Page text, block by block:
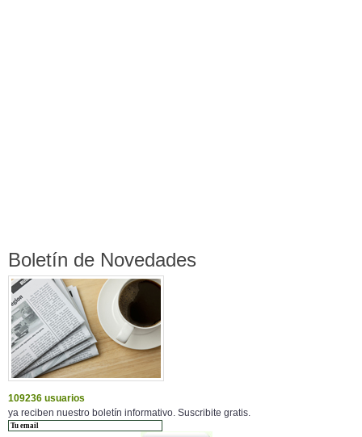
Boletín de Novedades
109236 usuarios
ya reciben nuestro boletín informativo. Suscribite gratis.